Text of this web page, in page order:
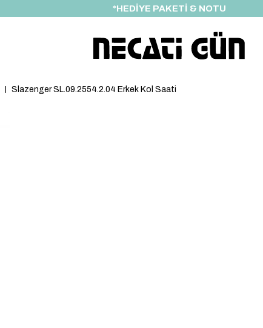
*HEDİYE PAKETİ & NOTU
Slazenger SL.09.2554.2.04 Erkek Kol Saati